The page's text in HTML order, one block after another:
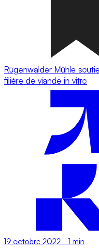
Rügenwalder Mühle
filière de viande in vitro
19 octobre 2022 - 1 min